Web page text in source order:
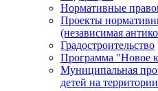
Нормативные
Проекты
(независимая
Градостроительство
Программа "Новое
Муниципальная
детей на